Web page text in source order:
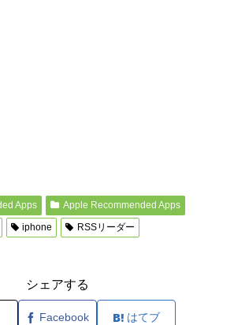
Apps
Apple Recommended Apps
iphone
RSSリーダー
シェアする
Facebook はてブ